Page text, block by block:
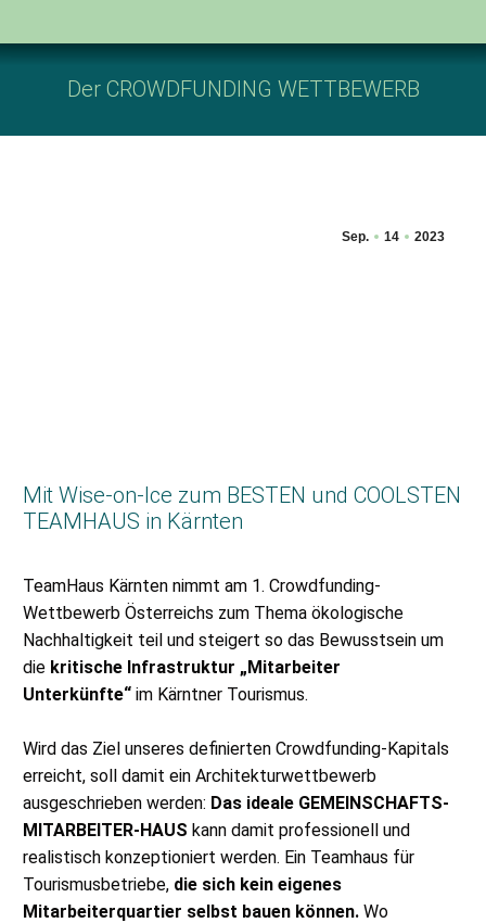
Der CROWDFUNDING WETTBEWERB
Sep. 14 2023
Mit Wise-on-Ice zum BESTEN und COOLSTEN
TEAMHAUS in Kärnten
TeamHaus Kärnten nimmt am 1. Crowdfunding-
Wettbewerb Österreichs zum Thema ökologische
Nachhaltigkeit teil und steigert so das Bewusstsein um
diekritische Infrastruktur „Mitarbeiter
Unterkünfte“im Kärntner Tourismus.
Wird das Ziel unseres definierten Crowdfunding-Kapitals
erreicht, soll damit ein Architekturwettbewerb
ausgeschrieben werden: Das ideale GEMEINSCHAFTS-
MITARBEITER-HAUS kann damit professionell und
realistisch konzeptioniert werden. Ein Teamhaus für
Tourismusbetriebe,die sich kein eigenes
Mitarbeiterquartier selbst bauen können. Wo